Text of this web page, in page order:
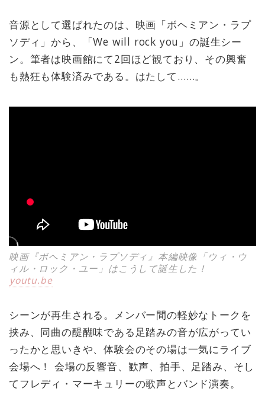
音源として選ばれたのは、映画「ボヘミアン・ラプ
ソディ」から、「We will rock you」の誕生シー
ン。筆者は映画館にて2回ほど観ており、その興奮
も熱狂も体験済みである。はたして……。
映画『ボヘミアン・ラプソディ』本編映像「ウィ・ウ
ィル・ロック・ユー」はこうして誕生した！
youtu.be
シーンが再生される。メンバー間の軽妙なトークを
挟み、同曲の醍醐味である足踏みの音が広がってい
ったかと思いきや、体験会のその場は一気にライブ
会場へ！ 会場の反響音、歓声、拍手、足踏み、そし
てフレディ・マーキュリーの歌声とバンド演奏。